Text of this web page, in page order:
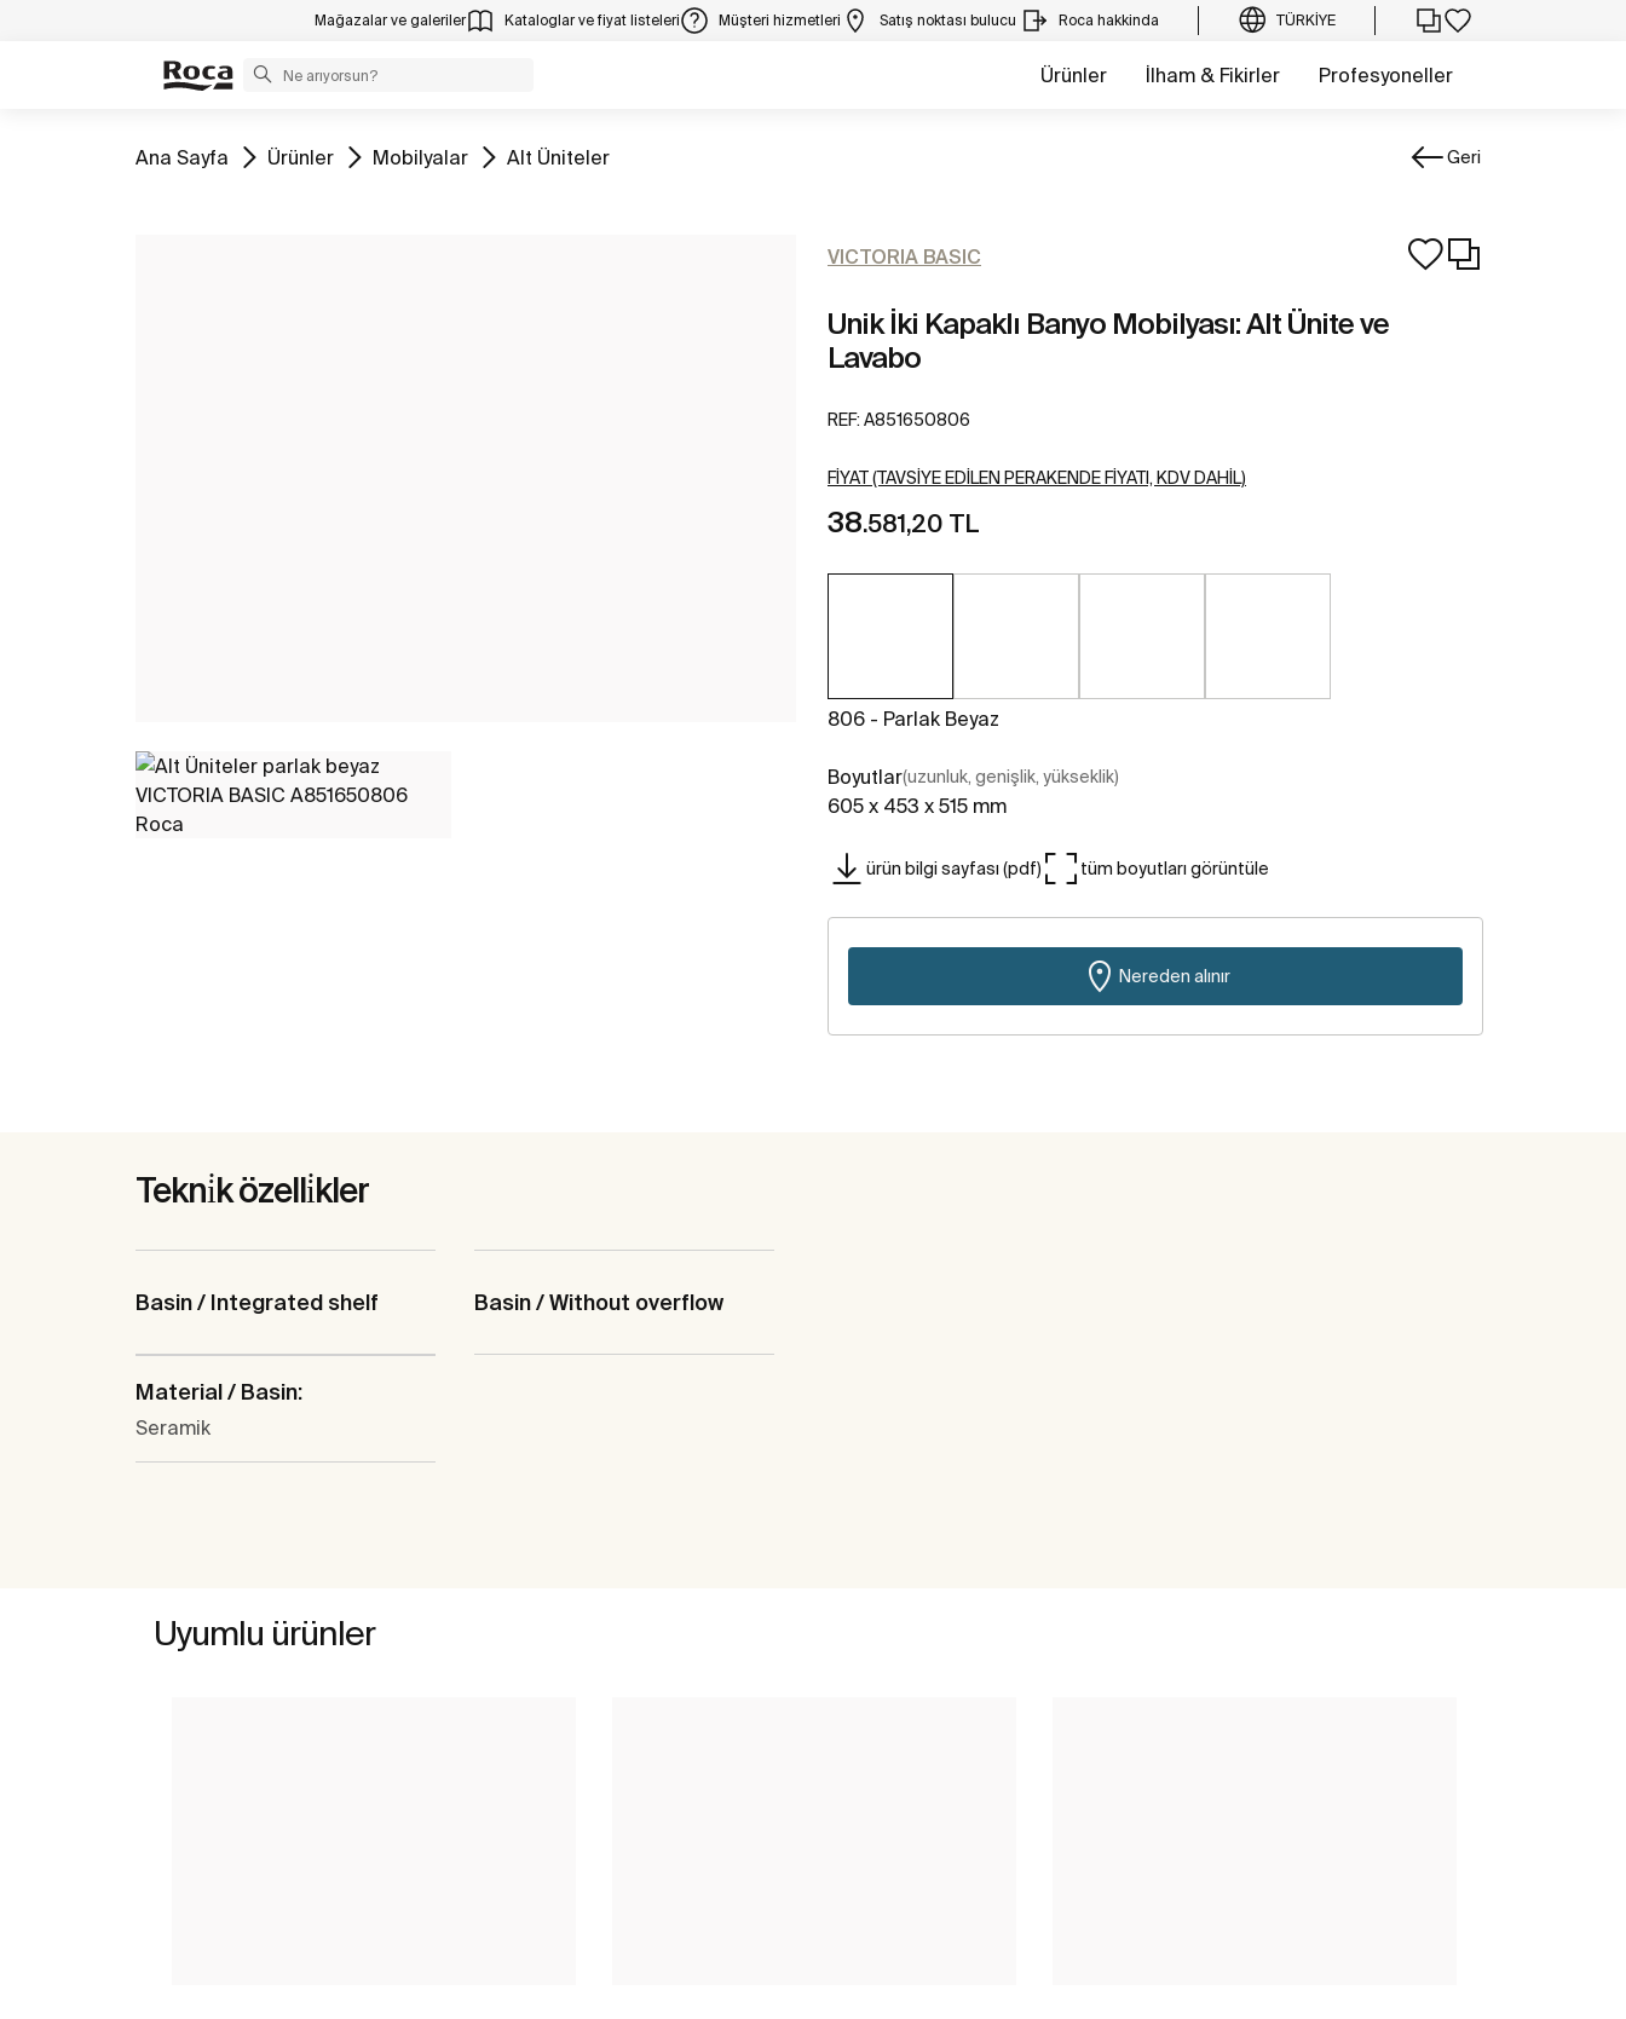
Mağazalar ve galeriler Kataloglar ve fiyat listeleri Müşteri hizmetleri Satış noktası bulucu Roca hakkinda TÜRKIYE
Ürünler İlham & Fikirler Profesyoneller
Tüm
Ana Sayfa Tüm
Ürünler Tüm
Mobilyalar Tüm
Alt Üniteler Geri
VICTORIA BASIC
Unik İki Kapaklı Banyo Mobilyası: Alt Ünite ve
Lavabo
REF: A851650806
FIYAT (TAVSIYE EDILEN PERAKENDE FIYATI, KDV DAHIL)
38.581,20 TL
806 - Parlak Beyaz
Boyutlar(uzunluk, genişlik, yükseklik)
605 x 453 x 515 mm
ürün bilgi sayfası (pdf) tüm boyutları görüntüle
Nereden alınır
Tekni̇k özelli̇kler
Basin / Integrated shelf Basin / Without overflow
Material / Basin:
Seramik
Uyumlu ürünler